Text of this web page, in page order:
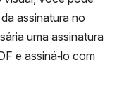
assinatura no
uma assinatura
e assiná‑lo com